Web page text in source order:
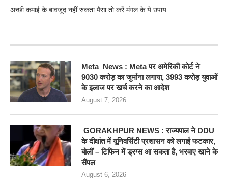
अच्छी कमाई के बावजूद नहीं रुकता पैसा तो करें मंगल के ये उपाय
Meta News : Meta पर अमेरिकी कोर्ट ने
9030 करोड़ का जुर्माना लगाया, 3993 करोड़ युवाओं
के इलाज पर खर्च करने का आदेश
August 7, 2026
GORAKHPUR NEWS : राज्यपाल ने DDU
के दीक्षांत में यूनिवर्सिटी प्रशासन को लगाई फटकार,
बोलीं – टिफिन में ड्रग्स आ सकता है, भरवाए खाने के
सैंपल
August 6, 2026